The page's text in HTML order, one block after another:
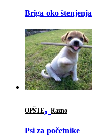
Briga oko štenjenja
OPŠTE, Razno
Psi za početnike